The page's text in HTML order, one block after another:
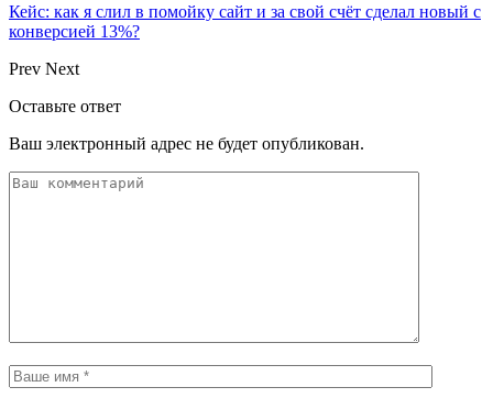
Кейс: как я слил в помойку сайт и за свой счёт сделал новый с
конверсией 13%?
Prev Next
Оставьте ответ
Ваш электронный адрес не будет опубликован.